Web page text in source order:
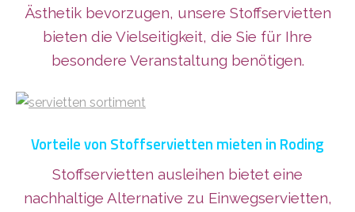
Ästhetik bevorzugen, unsere Stoffservietten
bieten die Vielseitigkeit, die Sie für Ihre
besondere Veranstaltung benötigen.
Vorteile von Stoffservietten mieten in Roding
Stoffservietten ausleihen bietet eine
nachhaltige Alternative zu Einwegservietten,